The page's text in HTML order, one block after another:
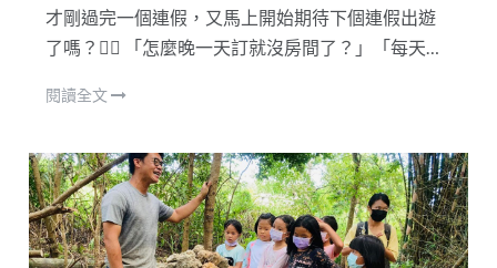
才剛過完一個連假，又馬上開始期待下個連假出遊
了嗎？🙋‍♀ 「怎麼晚一天訂就沒房間了？」「每天限
早或太晚時間的車票，還是這次連假不出門玩
閱讀全文